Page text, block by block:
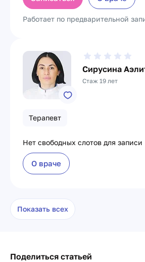
Работает по предварительной
Сирусина
Стаж 19 лет
Терапевт
Нет свободных слотов для записи
О враче
Показать всех
Поделиться статьей